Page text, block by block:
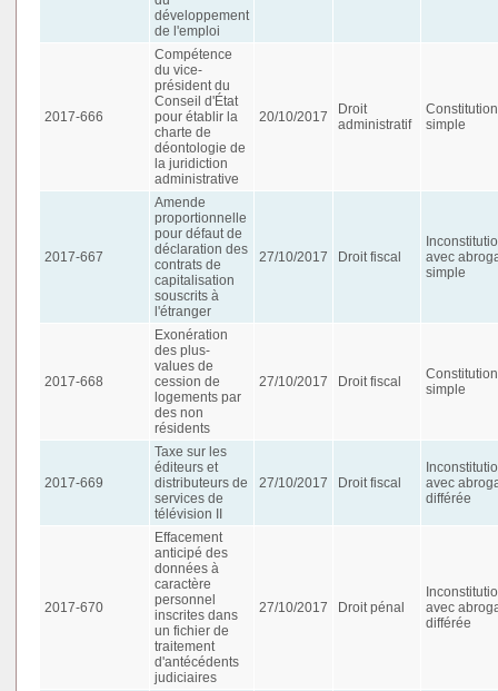
développement
de l'emploi
2017-666
Compétence
du vice-
président du
Conseil d'État
pour établir la
charte de
déontologie de
la juridiction
administrative
20/10/2017
Droit
administratif
simple
2017-667
Amende
proportionnelle
pour défaut de
déclaration des
contrats de
capitalisation
souscrits à
l'étranger
27/10/2017 Droit fiscal
avec
simple
2017-668
Exonération
des plus-
values de
cession de
logements par
des non
résidents
27/10/2017 Droit fiscal
simple
2017-669
Taxe sur les
éditeurs et
distributeurs de
services de
télévision II
27/10/2017 Droit fiscal
avec
différée
2017-670
Effacement
anticipé des
données à
caractère
personnel
inscrites dans
un fichier de
traitement
d'antécédents
judiciaires
27/10/2017 Droit pénal
avec
différée